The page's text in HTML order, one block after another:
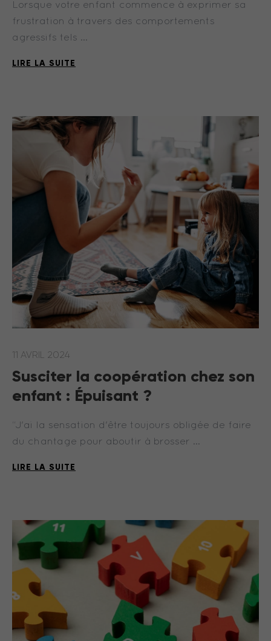
Lorsque votre enfant commence à exprimer sa
frustration à travers des comportements
agressifs tels …
LIRE LA SUITE
11 AVRIL 2024
Susciter la coopération chez son
enfant : Épuisant ?
“J'ai la sensation d'être toujours obligée de faire
du chantage pour aboutir à brosser …
LIRE LA SUITE